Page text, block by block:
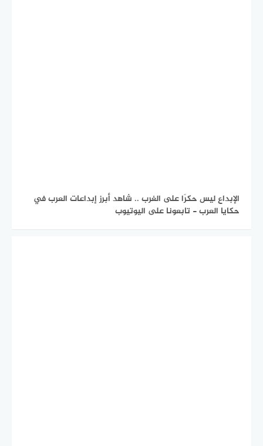
الإبداع ليس حكرًا على الغرب .. شاهد أبرز إبداعات العرب في
حكايا العرب - تابعونا على اليوتيوب